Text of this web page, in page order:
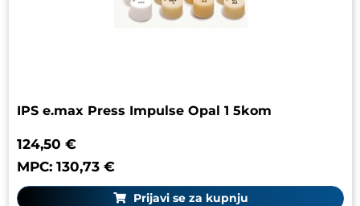
IPS e.max Press Impulse Opal 1 5kom
124,50 €
MPC: 130,73 €
Prijavi se za kupnju